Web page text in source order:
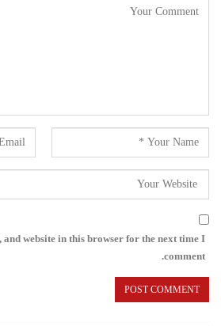
and website in this browser for the next time I
comment.